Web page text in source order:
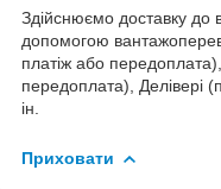
Здійснюємо доставку до
допомогою
платіж або
передоплата), Делівері
ін.
Приховати